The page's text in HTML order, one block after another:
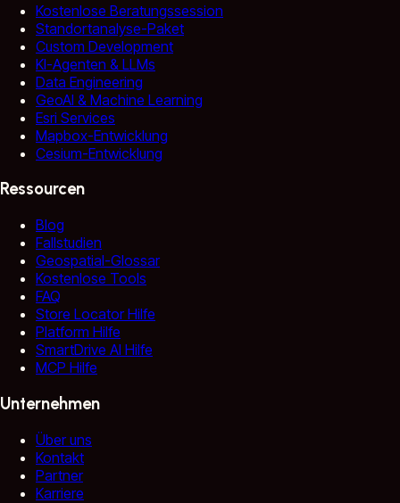
Kostenlose Beratungssession
Standortanalyse-Paket
Custom Development
KI-Agenten & LLMs
Data Engineering
GeoAI & Machine Learning
Esri Services
Mapbox-Entwicklung
Cesium-Entwicklung
Ressourcen
Blog
Fallstudien
Geospatial-Glossar
Kostenlose Tools
FAQ
Store Locator Hilfe
Platform Hilfe
SmartDrive AI Hilfe
MCP Hilfe
Unternehmen
Über uns
Kontakt
Partner
Karriere